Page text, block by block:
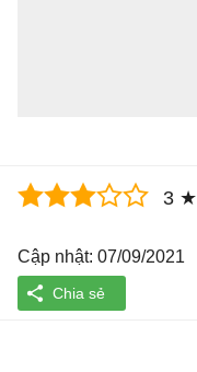
3 ★
Cập nhật: 07/09/2021